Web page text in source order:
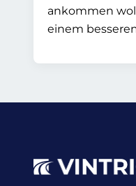
ankommen
einem